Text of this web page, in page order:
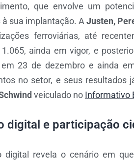
que envolve um
sua implantação. A Justen,
ferroviárias, até
1.065, ainda em vigor, e
em 23 de dezembro e ainda
no setor, e seus resultados
veiculado no Informativo
digital e participação
digital revela o cenário em